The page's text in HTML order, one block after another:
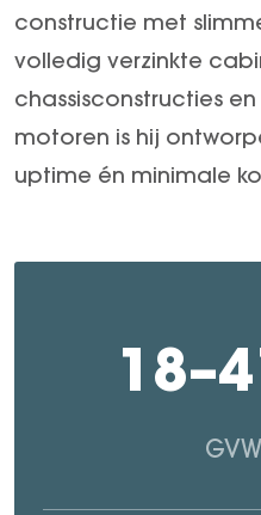
constructie met
volledig verzinkte
chassisconstructies en
motoren is hij
uptime én minimale
GVW